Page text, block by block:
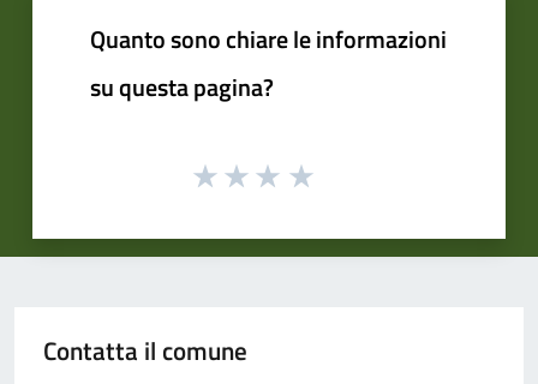
Quanto sono chiare le informazioni
su questa pagina?
Contatta il comune